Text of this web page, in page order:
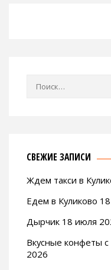
Найти:
СВЕЖИЕ ЗАПИСИ
Ждем такси в
Едем в Куликово
Дырчик 18 июля
Вкусные конфеты
2026